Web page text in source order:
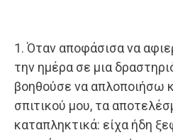
1. Όταν αποφάσισα να
την ημέρα σε μια
βοηθούσε να απλοποιήσω
σπιτικού μου, τα
καταπληκτικά: είχα ήδη